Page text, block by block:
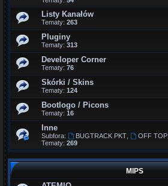
Listy Kanałów
Tematy: 263
Pluginy
Tematy: 313
Developer Corner
Tematy: 76
Skórki / Skins
Tematy: 124
Bootlogo / Picons
Tematy: 16
Inne
Subfora: BUGTRACK PKT, OFF TOP,
Tematy: 269
MIPS